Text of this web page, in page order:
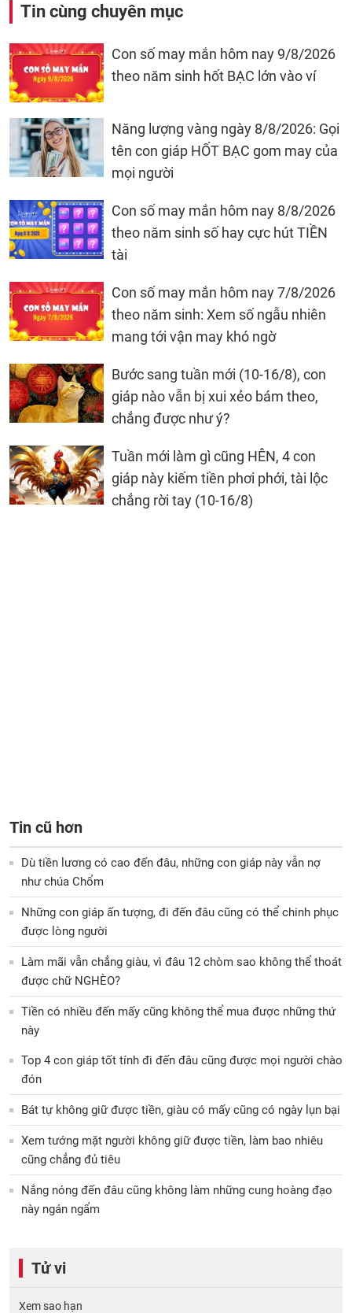
Tin cùng chuyên mục
Con số may mắn hôm nay 9/8/2026
theo năm sinh hốt BẠC lớn vào ví
Năng lượng vàng ngày 8/8/2026: Gọi
tên con giáp HỐT BẠC gom may của
mọi người
Con số may mắn hôm nay 8/8/2026
theo năm sinh số hay cực hút TIỀN
tài
Con số may mắn hôm nay 7/8/2026
theo năm sinh: Xem số ngẫu nhiên
mang tới vận may khó ngờ
Bước sang tuần mới (10-16/8), con
giáp nào vẫn bị xui xẻo bám theo,
chẳng được như ý?
Tuần mới làm gì cũng HÊN, 4 con
giáp này kiếm tiền phơi phới, tài lộc
chẳng rời tay (10-16/8)
Tin cũ hơn
Dù tiền lương có cao đến đâu, những con giáp này vẫn nợ
như chúa Chổm
Những con giáp ấn tượng, đi đến đâu cũng có thể chinh phục
được lòng người
Làm mãi vẫn chẳng giàu, vì đâu 12 chòm sao không thể thoát
được chữ NGHÈO?
Tiền có nhiều đến mấy cũng không thể mua được những thứ
này
Top 4 con giáp tốt tính đi đến đâu cũng được mọi người chào
đón
Bát tự không giữ được tiền, giàu có mấy cũng có ngày lụn bại
Xem tướng mặt người không giữ được tiền, làm bao nhiêu
cũng chẳng đủ tiêu
Nắng nóng đến đâu cũng không làm những cung hoàng đạo
này ngán ngẩm
Tử vi
Xem sao hạn